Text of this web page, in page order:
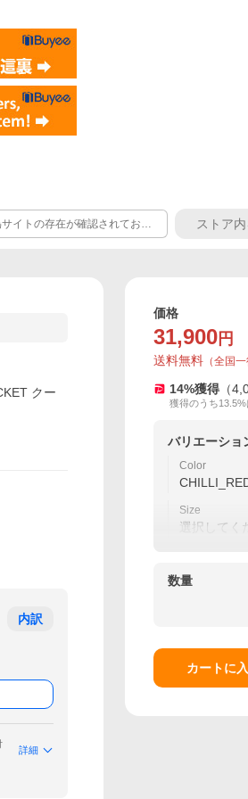
イトの存在が確認されており
ません。そのような悪質な偽
クー
内訳
詳細
価格
31,900 円
送料無料 （全国
14%獲得 （
獲得のうち13.5%
バリエーショ
Color
Size
選択してく
数量
カートに